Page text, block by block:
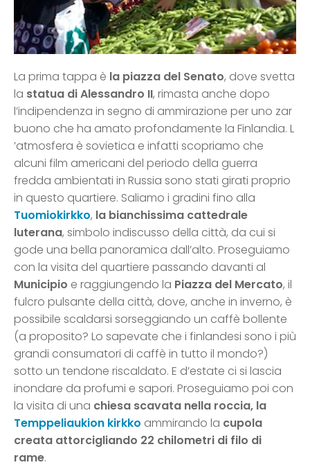
La prima tappa è la piazza del Senato, dove svetta
la statua di Alessandro II, rimasta anche dopo
l’indipendenza in segno di ammirazione per uno zar
buono che ha amato profondamente la Finlandia. L
’atmosfera è sovietica e infatti scopriamo che
alcuni film americani del periodo della guerra
fredda ambientati in Russia sono stati girati proprio
in questo quartiere. Saliamo i gradini fino alla
Tuomiokirkko, la bianchissima cattedrale
luterana, simbolo indiscusso della città, da cui si
gode una bella panoramica dall’alto. Proseguiamo
con la visita del quartiere passando davanti al
Municipio e raggiungendo la Piazza del Mercato, il
fulcro pulsante della città, dove, anche in inverno, è
possibile scaldarsi sorseggiando un caffè bollente
(a proposito? Lo sapevate che i finlandesi sono i più
grandi consumatori di caffè in tutto il mondo?)
sotto un tendone riscaldato. E d’estate ci si lascia
inondare da profumi e sapori. Proseguiamo poi con
la visita di una chiesa scavata nella roccia, la
Temppeliaukion kirkko ammirando la cupola
creata attorcigliando 22 chilometri di filo di
rame.